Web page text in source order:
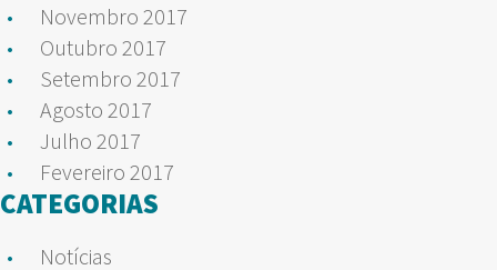
Novembro 2017
Outubro 2017
Setembro 2017
Agosto 2017
Julho 2017
Fevereiro 2017
CATEGORIAS
Notícias